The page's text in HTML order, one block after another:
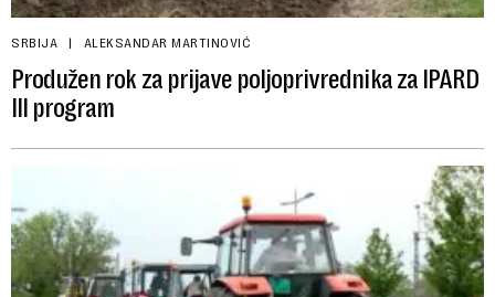
SRBIJA ALEKSANDAR MARTINOVIĆ
Produžen rok za prijave poljoprivrednika za IPARD
III program